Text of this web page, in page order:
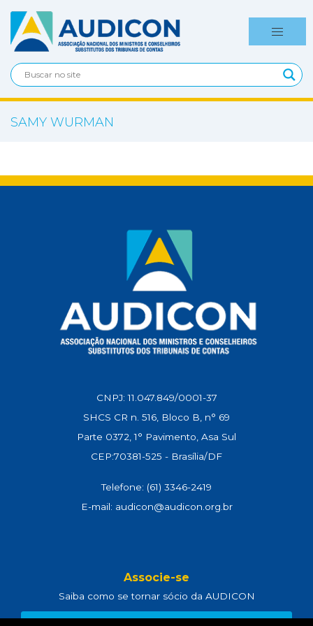
SAMY WURMAN
CNPJ: 11.047.849/0001-37
SHCS CR n. 516, Bloco B, n° 69
Parte 0372, 1° Pavimento, Asa Sul
CEP:70381-525 - Brasília/DF
Telefone: (61) 3346-2419
E-mail: audicon@audicon.org.br
Associe-se
Saiba como se tornar sócio da AUDICON